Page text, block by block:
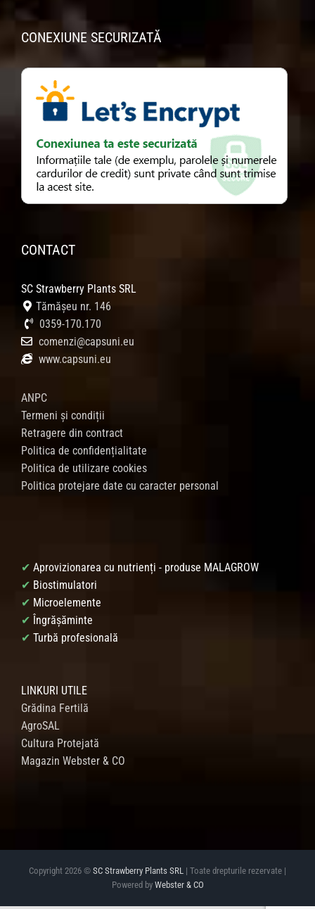
CONEXIUNE SECURIZATĂ
CONTACT
SC Strawberry Plants SRL
Tămășeu nr. 146
0359-170.170
comenzi@capsuni.eu
www.capsuni.eu
ANPC
Termeni și condiții
Retragere din contract
Politica de confidențialitate
Politica de utilizare cookies
Politica protejare date cu caracter personal
✔ Aprovizionarea cu nutrienți - produse MALAGROW
✔ Biostimulatori
✔ Microelemente
✔ Îngrășăminte
✔ Turbă profesională
LINKURI UTILE
Grădina Fertilă
AgroSAL
Cultura Protejată
Magazin Webster & CO
Copyright 2026 © SC Strawberry Plants SRL | Toate drepturile rezervate |
Powered by Webster & CO